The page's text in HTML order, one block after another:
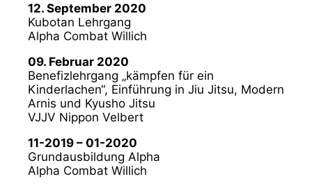
12. September 2020
Kubotan Lehrgang
Alpha Combat Willich
09. Februar 2020
Benefizlehrgang „kämpfen für ein
Kinderlachen“, Einführung in Jiu Jitsu, Modern
Arnis und Kyusho Jitsu
VJJV Nippon Velbert
11-2019 – 01-2020
Grundausbildung Alpha
Alpha Combat Willich